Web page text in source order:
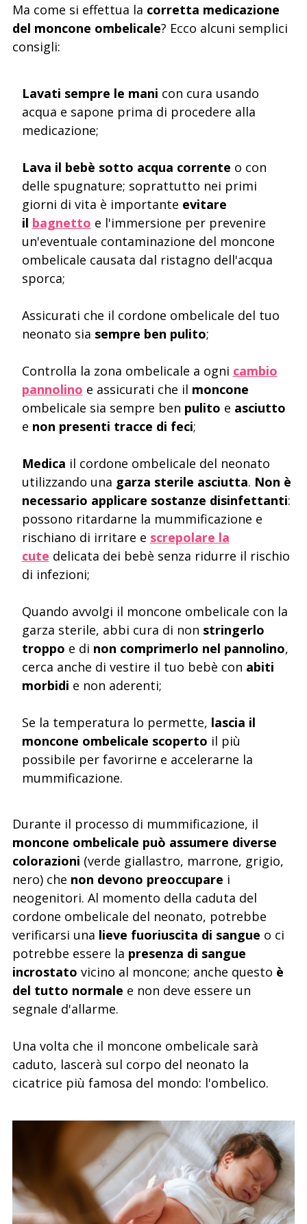
Ma come si effettua la corretta medicazione
del moncone ombelicale? Ecco alcuni semplici
consigli:
Lavati sempre le mani con cura usando
acqua e sapone prima di procedere alla
medicazione;
Lava il bebè sotto acqua corrente o con
delle spugnature; soprattutto nei primi
giorni di vita è importante evitare
il bagnetto e l'immersione per prevenire
un'eventuale contaminazione del moncone
ombelicale causata dal ristagno dell'acqua
sporca;
Assicurati che il cordone ombelicale del tuo
neonato sia sempre ben pulito;
Controlla la zona ombelicale a ogni cambio
pannolino e assicurati che il moncone
ombelicale sia sempre ben pulito e asciutto
e non presenti tracce di feci;
Medica il cordone ombelicale del neonato
utilizzando una garza sterile asciutta. Non è
necessario applicare sostanze disinfettanti:
possono ritardarne la mummificazione e
rischiano di irritare e screpolare la
cute delicata dei bebè senza ridurre il rischio
di infezioni;
Quando avvolgi il moncone ombelicale con la
garza sterile, abbi cura di non stringerlo
troppo e di non comprimerlo nel pannolino,
cerca anche di vestire il tuo bebè con abiti
morbidi e non aderenti;
Se la temperatura lo permette, lascia il
moncone ombelicale scoperto il più
possibile per favorirne e accelerarne la
mummificazione.
Durante il processo di mummificazione, il
moncone ombelicale può assumere diverse
colorazioni (verde giallastro, marrone, grigio,
nero) che non devono preoccupare i
neogenitori. Al momento della caduta del
cordone ombelicale del neonato, potrebbe
verificarsi una lieve fuoriuscita di sangue o ci
potrebbe essere la presenza di sangue
incrostato vicino al moncone; anche questo è
del tutto normale e non deve essere un
segnale d'allarme.
Una volta che il moncone ombelicale sarà
caduto, lascerà sul corpo del neonato la
cicatrice più famosa del mondo: l'ombelico.